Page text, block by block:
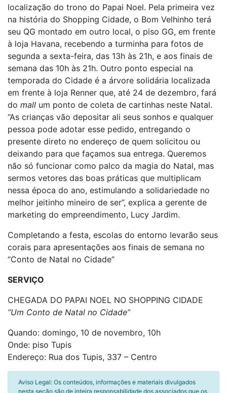
localização do trono do Papai Noel. Pela primeira vez
na história do Shopping Cidade, o Bom Velhinho terá
seu QG montado em outro local, o piso GG, em frente
à loja Havana, recebendo a turminha para fotos de
segunda a sexta-feira, das 13h às 21h, e aos finais de
semana das 10h às 21h. Outro ponto especial na
temporada do Cidade é a árvore solidária localizada
em frente à loja Renner que, até 24 de dezembro, fará
do mall um ponto de coleta de cartinhas neste Natal.
“As crianças vão depositar ali seus sonhos e qualquer
pessoa pode adotar esse pedido, entregando o
presente direto no endereço de quem solicitou ou
deixando para que façamos sua entrega. Queremos
não só funcionar como palco da magia do Natal, mas
sermos vetores das boas práticas que multiplicam
nessa época do ano, estimulando a solidariedade no
melhor jeitinho mineiro de ser”, explica a gerente de
marketing do empreendimento, Lucy Jardim.
Completando a festa, escolas do entorno levarão seus
corais para apresentações aos finais de semana no
“Conto de Natal no Cidade”
SERVIÇO
CHEGADA DO PAPAI NOEL NO SHOPPING CIDADE
“Um Conto de Natal no Cidade”
Quando: domingo, 10 de novembro, 10h
Onde: piso Tupis
Endereço: Rua dos Tupis, 337 – Centro
Aviso Legal: Os conteúdos, informações e materiais divulgados
nesta seção são de inteira responsabilidade dos associados que os